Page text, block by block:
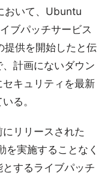
おいて、Ubuntu
ブパッチサービス
供を開始したと伝
計画にないダウン
キュリティを最新
る。
リリースされた
実施することなく
するライブパッチ